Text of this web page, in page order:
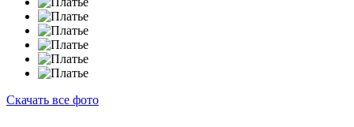
Скачать все фото